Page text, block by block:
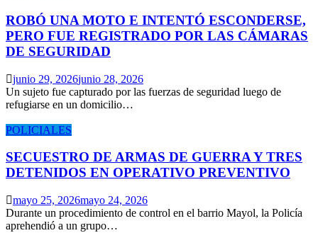
ROBÓ UNA MOTO E INTENTÓ ESCONDERSE,
PERO FUE REGISTRADO POR LAS CÁMARAS
DE SEGURIDAD
junio 29, 2026junio 28, 2026
Un sujeto fue capturado por las fuerzas de seguridad luego de
refugiarse en un domicilio…
POLICIALES
SECUESTRO DE ARMAS DE GUERRA Y TRES
DETENIDOS EN OPERATIVO PREVENTIVO
mayo 25, 2026mayo 24, 2026
Durante un procedimiento de control en el barrio Mayol, la Policía
aprehendió a un grupo…